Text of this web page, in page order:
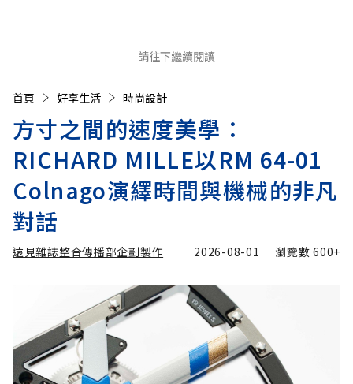
請往下繼續閱讀
首頁 好享生活 時尚設計
方寸之間的速度美學：
RICHARD MILLE以RM 64-01
Colnago演繹時間與機械的非凡
對話
遠見雜誌整合傳播部企劃製作 2026-08-01 瀏覽數600+